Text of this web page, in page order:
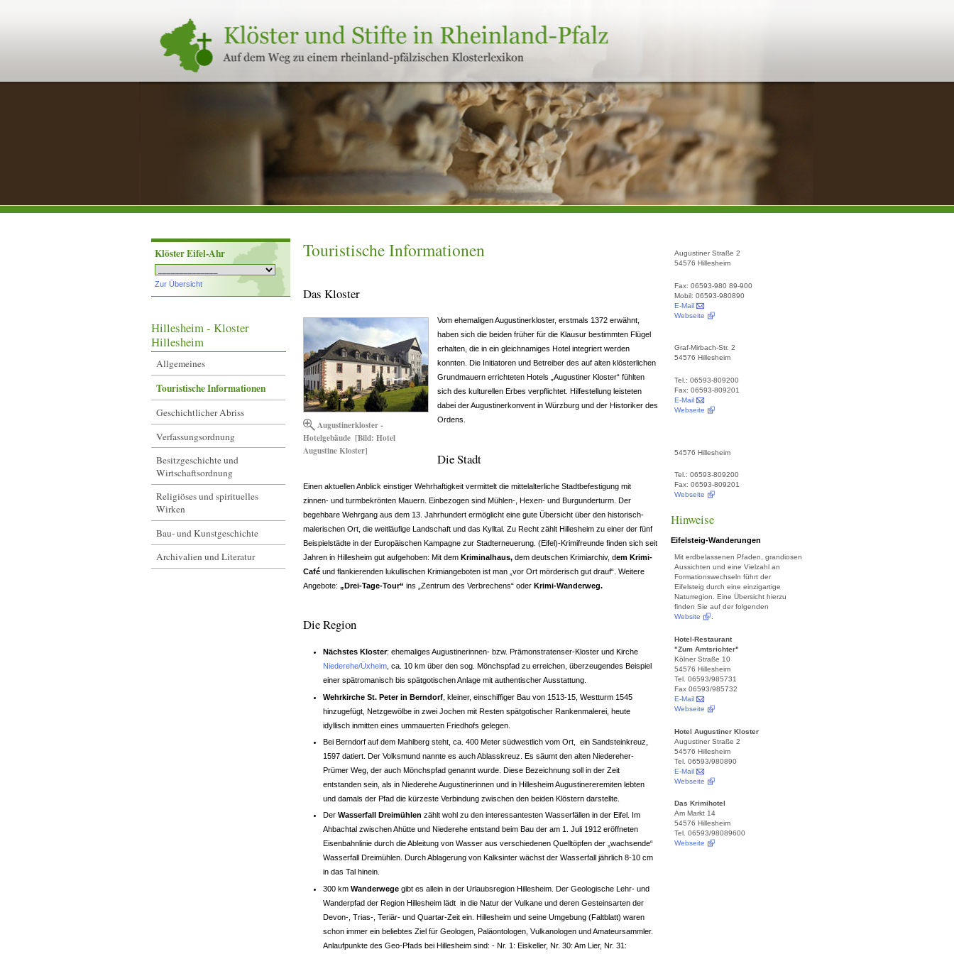
Klöster
und
Stifte
in
Rheinland-
Klöster Eifel-Ahr
Zur Übersicht
Hillesheim - Kloster
Hillesheim
Allgemeines
Touristische Informationen
Geschichtlicher Abriss
Verfassungsordnung
Besitzgeschichte und
Wirtschaftsordnung
Religiöses und spirituelles
Wirken
Bau- und Kunstgeschichte
Archivalien und Literatur
Augustiner Straße 2
54576 Hillesheim
Fax: 06593-980 89-900
Mobil: 06593-980890
E-Mail
Webseite
Graf-Mirbach-Str. 2
54576 Hillesheim
Tel.: 06593-809200
Fax: 06593-809201
E-Mail
Webseite
54576 Hillesheim
Tel.: 06593-809200
Fax: 06593-809201
Webseite
Hinweise
Eifelsteig-Wanderungen
Mit erdbelassenen Pfaden, grandiosen
Aussichten und eine Vielzahl an
Formationswechseln führt der
Eifelsteig durch eine einzigartige
Naturregion. Eine Übersicht hierzu
finden Sie auf der folgenden
Website
.
Hotel-Restaurant
"Zum Amtsrichter"
Kölner Straße 10
54576 Hillesheim
Tel. 06593/985731
Fax 06593/985732
E-Mail
Webseite
Hotel Augustiner Kloster
Augustiner Straße 2
54576 Hillesheim
Tel. 06593/980890
E-Mail
Webseite
Das Krimihotel
Am Markt 14
54576 Hillesheim
Tel. 06593/98089600
Webseite
Touristische Informationen
Das Kloster
Augustinerkloster -
Hotelgebäude [Bild: Hotel
Augustine Kloster]
Vom ehemaligen Augustinerkloster, erstmals 1372 erwähnt,
haben sich die beiden früher für die Klausur bestimmten Flügel
erhalten, die in ein gleichnamiges Hotel integriert werden
konnten. Die Initiatoren und Betreiber des auf alten klösterlichen
Grundmauern errichteten Hotels „Augustiner Kloster“ fühlten
sich des kulturellen Erbes verpflichtet. Hilfestellung leisteten
dabei der Augustinerkonvent in Würzburg und der Historiker des
Ordens.
Die Stadt
Einen aktuellen Anblick einstiger Wehrhaftigkeit vermittelt die mittelalterliche Stadtbefestigung mit
zinnen- und turmbekrönten Mauern. Einbezogen sind Mühlen-, Hexen- und Burgunderturm. Der
begehbare Wehrgang aus dem 13. Jahrhundert ermöglicht eine gute Übersicht über den historisch-
malerischen Ort, die weitläufige Landschaft und das Kylltal. Zu Recht zählt Hillesheim zu einer der fünf
Beispielstädte in der Europäischen Kampagne zur Stadterneuerung. (Eifel)-Krimifreunde finden sich seit
Jahren in Hillesheim gut aufgehoben: Mit demKriminalhaus, dem deutschen Krimiarchiv, dem Krimi-
Café und flankierenden lukullischen Krimiangeboten ist man „vor Ort mörderisch gut drauf“. Weitere
Angebote:„Drei-Tage-Tour“ins „Zentrum des Verbrechens“ oderKrimi-Wanderweg.
Die Region
Nächstes Kloster: ehemaliges Augustinerinnen- bzw. Prämonstratenser-Kloster und Kirche
Niederehe/Üxheim , ca. 10 km über den sog. Mönchspfad zu erreichen, überzeugendes Beispiel
einer spätromanisch bis spätgotischen Anlage mit authentischer Ausstattung.
Wehrkirche St. Peter in Berndorf , kleiner, einschiffiger Bau von 1513-15, Westturm 1545
hinzugefügt, Netzgewölbe in zwei Jochen mit Resten spätgotischer Rankenmalerei, heute
idyllisch inmitten eines ummauerten Friedhofs gelegen.
Bei Berndorf auf dem Mahlberg steht, ca. 400 Meter südwestlich vom Ort, ein Sandsteinkreuz,
1597 datiert. Der Volksmund nannte es auch Ablasskreuz. Es säumt den alten Niedereher-
Prümer Weg, der auch Mönchspfad genannt wurde. Diese Bezeichnung soll in der Zeit
entstanden sein, als in Niederehe Augustinerinnen und in Hillesheim Augustinereremiten lebten
und damals der Pfad die kürzeste Verbindung zwischen den beiden Klöstern darstellte.
Der Wasserfall Dreimühlenzählt wohl zu den interessantesten Wasserfällen in der Eifel. Im
Ahbachtal zwischen Ahütte und Niederehe entstand beim Bau der am 1. Juli 1912 eröffneten
Eisenbahnlinie durch die Ableitung von Wasser aus verschiedenen Quelltöpfen der „wachsende“
Wasserfall Dreimühlen. Durch Ablagerung von Kalksinter wächst der Wasserfall jährlich 8-10 cm
in das Tal hinein.
300 kmWanderwege gibt es allein in der Urlaubsregion Hillesheim. Der Geologische Lehr- und
Wanderpfad der Region Hillesheim lädt in die Natur der Vulkane und deren Gesteinsarten der
Devon-, Trias-, Teriär- und Quartar-Zeit ein. Hillesheim und seine Umgebung (Faltblatt) waren
schon immer ein beliebtes Ziel für Geologen, Paläontologen, Vulkanologen und Amateursammler.
Anlaufpunkte des Geo-Pfads bei Hillesheim sind: - Nr. 1: Eiskeller, Nr. 30: Am Lier, Nr. 31: